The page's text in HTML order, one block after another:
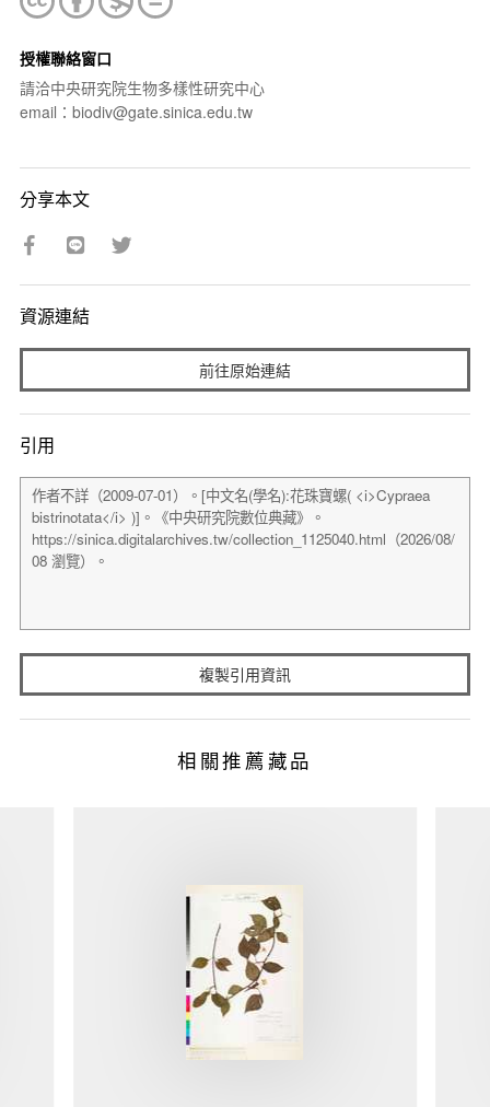
授權聯絡窗口
請洽中央研究院生物多樣性研究中心
email：biodiv@gate.sinica.edu.tw
分享本文
資源連結
前往原始連結
引用
複製引用資訊
相關推薦藏品